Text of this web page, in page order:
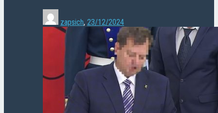
zapsich, 23/12/2024